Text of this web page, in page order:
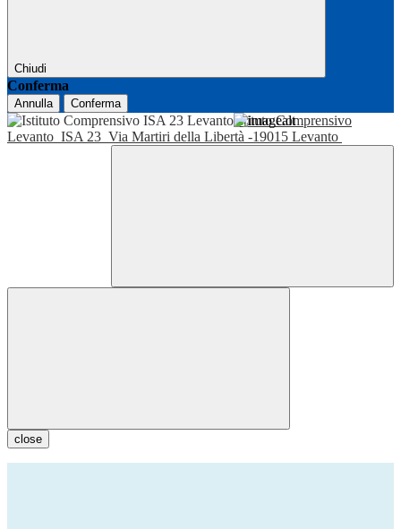
Chiudi
Conferma
Annulla Conferma
Istituto Comprensivo
Levanto ISA 23 Via Martiri della Libertà -19015 Levanto
close